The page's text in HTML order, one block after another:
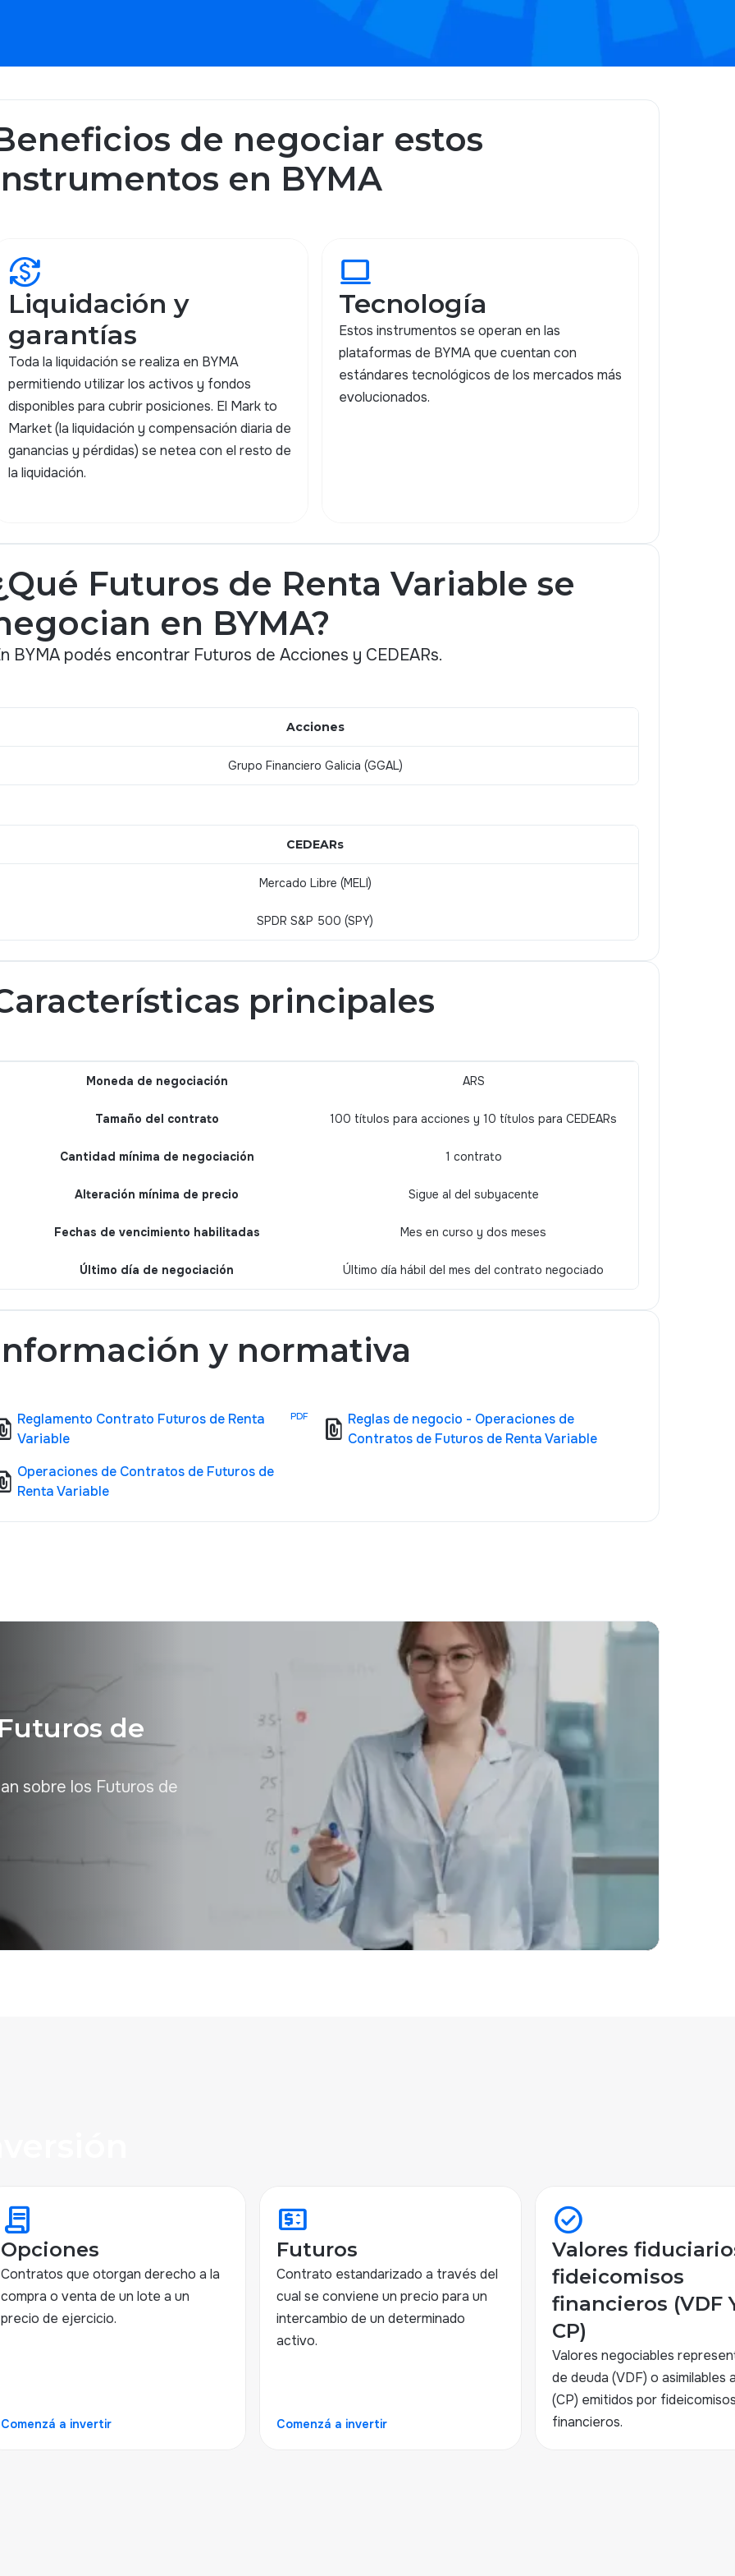
de negociar estos
en BYMA
currency_exchange
Liquidación y
garantías
Toda la liquidación se realiza en BYMA
permitiendo utilizar los activos y fondos
disponibles para cubrir posiciones. El Mark to
Market (la liquidación y compensación diaria de
ganancias y pérdidas) se netea con el resto de
la liquidación.
computer
Tecnología
Estos instrumentos se operan en las
plataformas de BYMA que cuentan con
estándares tecnológicos de los mercados más
evolucionados.
Futuros de Renta Variable se
en BYMA?
BYMA podés encontrar Futuros de Acciones y CEDEARs.
Acciones
Grupo Financiero Galicia (GGAL)
CEDEARs
Mercado Libre (MELI)
SPDR S&P 500 (SPY)
principales
Moneda de negociación ARS
Tamaño del contrato 100 títulos para acciones y 10 títulos para CEDEARs
Cantidad mínima de negociación 1 contrato
Alteración mínima de precio Sigue al del subyacente
Fechas de vencimiento habilitadas Mes en curso y dos meses
Último día de negociación Último día hábil del mes del contrato negociado
y normativa
Reglamento Contrato Futuros de Renta
Variable
PDF file_present Reglas de negocio - Operaciones de
Contratos de Futuros de Renta Variable
Operaciones de Contratos de Futuros de
Renta Variable
de
sobre los Futuros de
contract
Opciones
Contratos que otorgan derecho a la
compra o venta de un lote a un
precio de ejercicio.
Comenzá a invertir
price_change
Futuros
Contrato estandarizado a través del
cual se conviene un precio para un
intercambio de un determinado
activo.
Comenzá a invertir
check_circle
Valores
fideicomisos
financieros (VDF
CP)
Valores negociables
de deuda (VDF) o asimilables
(CP) emitidos por
financieros.